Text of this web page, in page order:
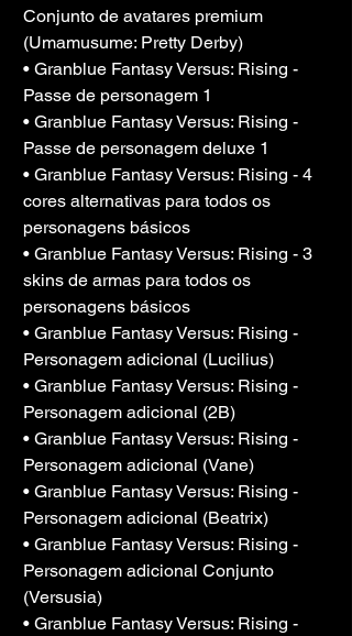
Conjunto de avatares premium
(Umamusume: Pretty Derby)
• Granblue Fantasy Versus: Rising -
Passe de personagem 1
• Granblue Fantasy Versus: Rising -
Passe de personagem deluxe 1
• Granblue Fantasy Versus: Rising - 4
cores alternativas para todos os
personagens básicos
• Granblue Fantasy Versus: Rising - 3
skins de armas para todos os
personagens básicos
• Granblue Fantasy Versus: Rising -
Personagem adicional (Lucilius)
• Granblue Fantasy Versus: Rising -
Personagem adicional (2B)
• Granblue Fantasy Versus: Rising -
Personagem adicional (Vane)
• Granblue Fantasy Versus: Rising -
Personagem adicional (Beatrix)
• Granblue Fantasy Versus: Rising -
Personagem adicional Conjunto
(Versusia)
• Granblue Fantasy Versus: Rising -